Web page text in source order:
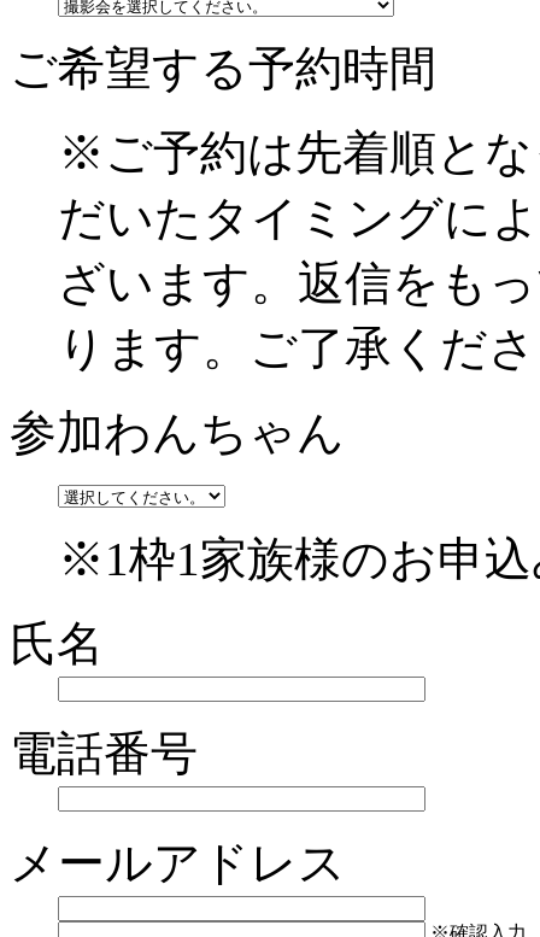
ご希望する予約時間
※ご予約は先着順と
だいたタイミングに
ざいます。返信をも
ります。ご了承くだ
参加わんちゃん
※1枠1家族様のお申
氏名
電話番号
メールアドレス
※確認入力